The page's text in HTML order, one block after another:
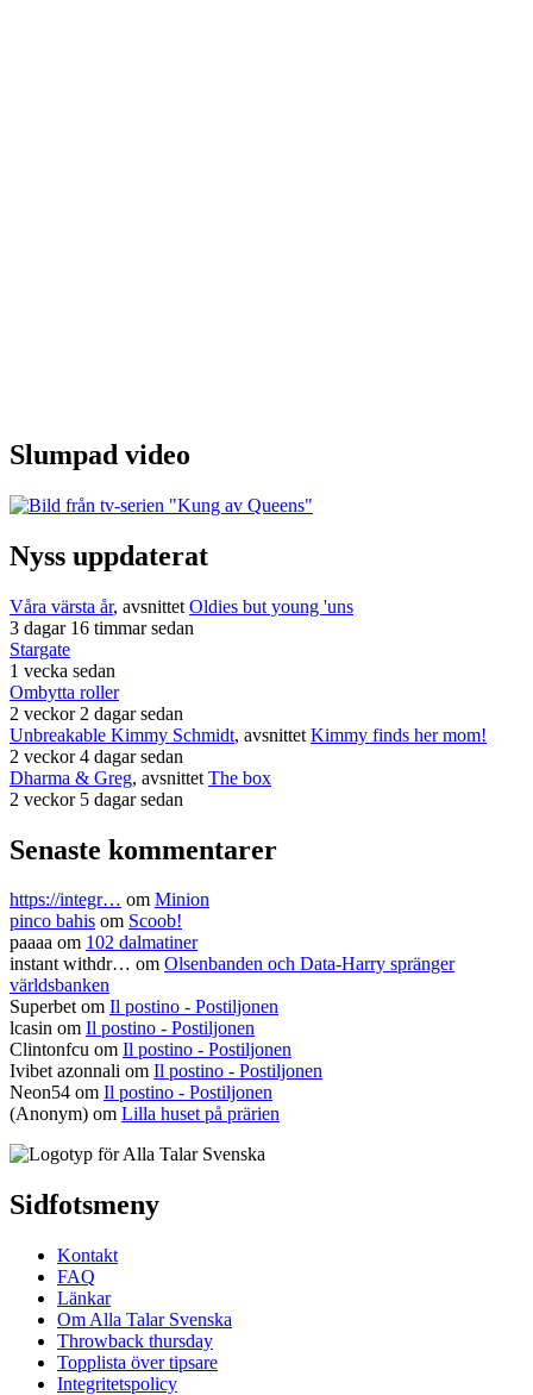
Slumpad video
Nyss uppdaterat
Våra värsta år, avsnittet Oldies but young 'uns
3 dagar 16 timmar sedan
Stargate
1 vecka sedan
Ombytta roller
2 veckor 2 dagar sedan
Unbreakable Kimmy Schmidt, avsnittet Kimmy finds her mom!
2 veckor 4 dagar sedan
Dharma & Greg, avsnittet The box
2 veckor 5 dagar sedan
Senaste kommentarer
https://integr… om Minion
pinco bahis om Scoob!
paaaa om 102 dalmatiner
instant withdr… om Olsenbanden och Data-Harry spränger
världsbanken
Superbetom Il postino - Postiljonen
lcasin om Il postino - Postiljonen
Clintonfcu om Il postino - Postiljonen
Ivibet azonnali om Il postino - Postiljonen
Neon54 om Il postino - Postiljonen
(Anonym) om Lilla huset på prärien
Sidfotsmeny
Kontakt
FAQ
Länkar
Om Alla Talar Svenska
Throwback thursday
Topplista över tipsare
Integritetspolicy